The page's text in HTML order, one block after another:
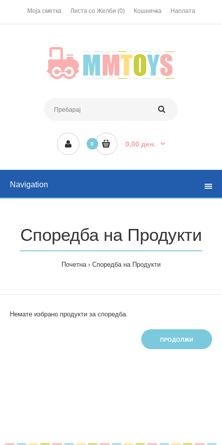
Моја сметка Листа со Желби (0) Кошничка Наплата
0 0,00 ден.
Navigation
Споредба на Продукти
Почетна Споредба на Продукти
Немате избрано продукти за споредба.
ПРОДОЛЖИ